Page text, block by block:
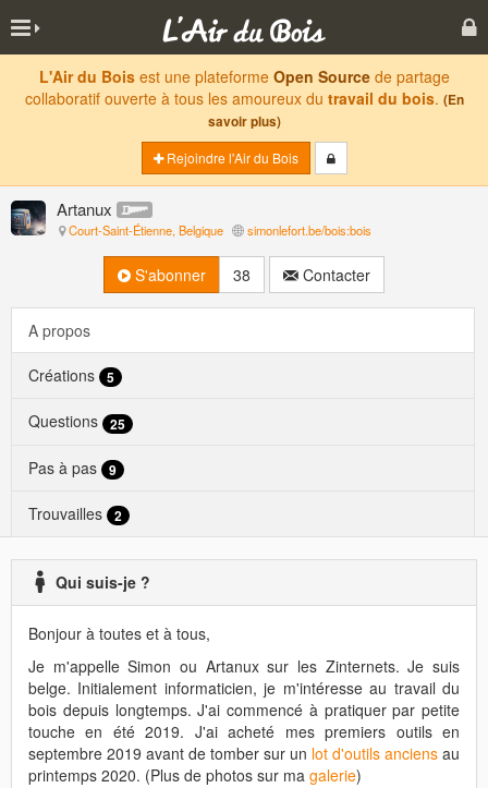
L'Air du Boisest une plateforme Open Sourcede partage
collaboratif ouverte à tous les amoureux du travail du bois. (En
savoir plus)
Rejoindre l'Air du Bois
Artanux
Court-Saint-Étienne, Belgique simonlefort.be/bois:bois
S'abonner 38 Contacter
A propos
Créations 5
Questions 25
Pas à pas 9
Trouvailles 2
Qui suis-je ?
Bonjour à toutes et à tous,
Je m'appelle Simon ou Artanux sur les Zinternets. Je suis
belge. Initialement informaticien, je m'intéresse au travail du
bois depuis longtemps. J'ai commencé à pratiquer par petite
touche en été 2019. J'ai acheté mes premiers outils en
septembre 2019 avant de tomber sur un lot d'outils anciens au
printemps 2020. (Plus de photos sur ma galerie)